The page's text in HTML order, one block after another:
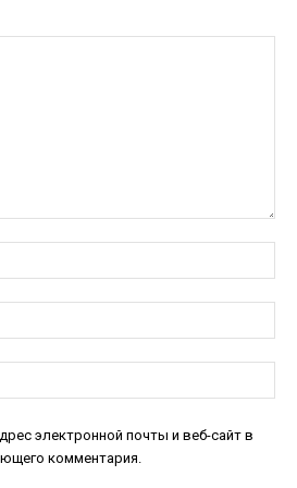
электронной почты и веб-сайт в
комментария.